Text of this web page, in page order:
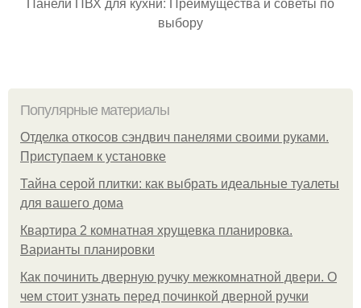
выбору
Популярные материалы
Отделка откосов сэндвич панелями своими руками.
Приступаем к установке
Тайна серой плитки: как выбрать идеальные туалеты
для вашего дома
Квартира 2 комнатная хрущевка планировка.
Варианты планировки
Как починить дверную ручку межкомнатной двери. О
чем стоит узнать перед починкой дверной ручки